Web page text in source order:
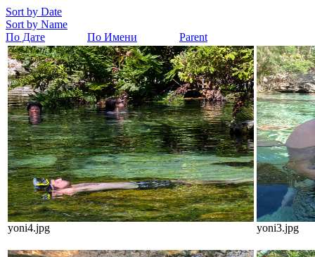
Sort by Date
Sort by Name
По Дате
По Имени Parent
yoni4.jpg yoni3.jpg